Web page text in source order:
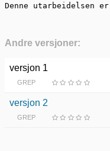
Denne utarbeidelsen
Andre versjoner:
versjon 1
GREP
versjon 2
GREP